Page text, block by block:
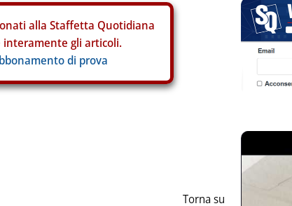
alla Staffetta Quotidiana
interamente gli articoli.
di prova
Torna su